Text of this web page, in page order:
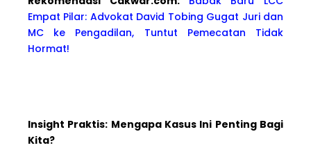
Empat Pilar: Advokat David Tobing Gugat Juri dan
MC ke Pengadilan, Tuntut Pemecatan Tidak
Hormat!
Insight Praktis: Mengapa Kasus Ini Penting Bagi
Kita?